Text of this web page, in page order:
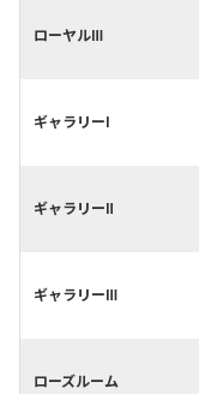
ローヤルⅢ
ギャラリーⅠ
ギャラリーⅡ
ギャラリーⅢ
ローズルーム